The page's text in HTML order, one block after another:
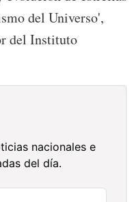
del Universo',
del Instituto
nacionales e
del día.